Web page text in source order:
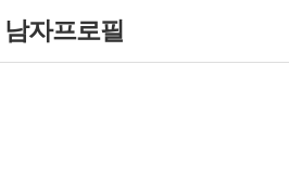
남자프로필